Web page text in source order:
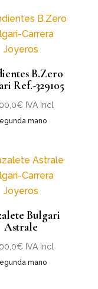
B.Zero
Ref.-329105
€ IVA Incl
mano
Bulgari
Astrale
€ IVA Incl
mano